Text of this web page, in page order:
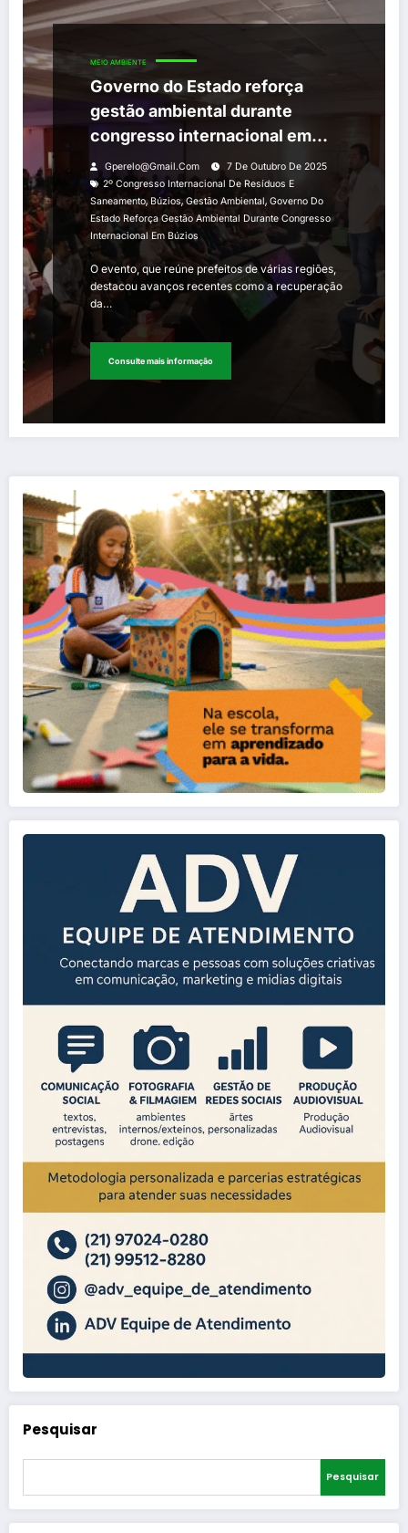
MEIO AMBIENTE
Governo do Estado reforça
gestão ambiental durante
congresso internacional em
Búzios
Gperelo@gmail.com
7 De Outubro De 2025
2º Congresso Internacional De Resíduos E
Saneamento, Búzios, Gestão Ambiental, Governo Do
Estado Reforça Gestão Ambiental Durante Congresso
Internacional Em Búzios
O evento, que reúne prefeitos de várias regiões,
destacou avanços recentes como a recuperação
da…
Consulte mais informação
Pesquisar
Pesquisar